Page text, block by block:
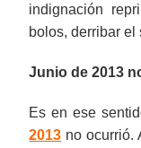
indignación
bolos, derribar el
Junio de 2013
Es en ese
2013 no ocurrió.